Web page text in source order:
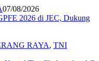
07/08/2026
2026 di JEC, Dukung
RAYA, TNI